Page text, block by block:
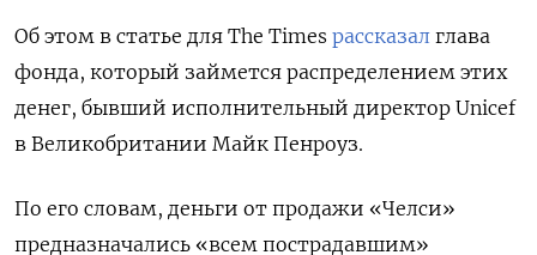
Об этом в статье для The Times рассказал глава
фонда, который займется распределением этих
денег, бывший исполнительный директор Unicef
в Великобритании Майк Пенроуз.
По его словам, деньги от продажи «Челси»
предназначались «всем пострадавшим»